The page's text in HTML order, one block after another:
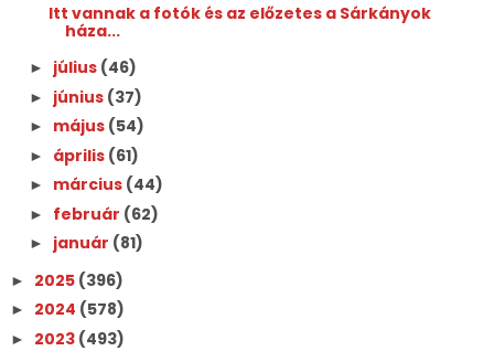
Itt vannak a fotók és az előzetes a Sárkányok
háza...
► július (46)
► június (37)
► május (54)
► április (61)
► március (44)
► február (62)
► január (81)
► 2025 (396)
► 2024 (578)
► 2023 (493)